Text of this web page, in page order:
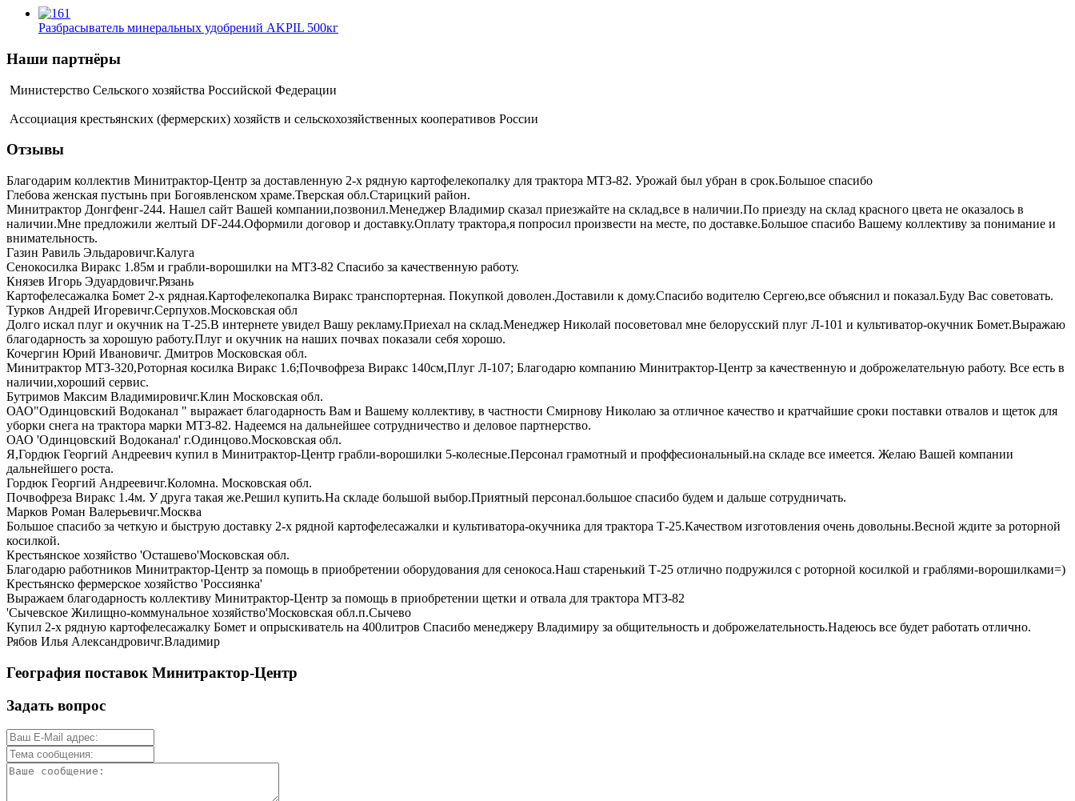
Разбрасыватель минеральных удобрений AKPIL 500кг
Наши партнёры
Министерство Сельского хозяйства Российской Федерации
Ассоциация крестьянских (фермерских) хозяйств и сельскохозяйственных кооперативов России
Отзывы
Благодарим коллектив Минитрактор-Центр за доставленную 2-х рядную картофелекопалку для трактора МТЗ-82. Урожай был убран в срок.Большое спасибо
Глебова женская пустынь при Богоявленском храме.Тверская обл.Старицкий район.
Минитрактор Донгфенг-244. Нашел сайт Вашей компании,позвонил.Менеджер Владимир сказал приезжайте на склад,все в наличии.По приезду на склад красного цвета не оказалось в
наличии.Мне предложили желтый DF-244.Оформили договор и доставку.Оплату трактора,я попросил произвести на месте, по доставке.Большое спасибо Вашему коллективу за понимание и
внимательность.
Газин Равиль Эльдаровичг.Калуга
Сенокосилка Виракс 1.85м и грабли-ворошилки на МТЗ-82 Спасибо за качественную работу.
Князев Игорь Эдуардовичг.Рязань
Картофелесажалка Бомет 2-х рядная.Картофелекопалка Виракс транспортерная. Покупкой доволен.Доставили к дому.Спасибо водителю Сергею,все объяснил и показал.Буду Вас советовать.
Турков Андрей Игоревичг.Серпухов.Московская обл
Долго искал плуг и окучник на Т-25.В интернете увидел Вашу рекламу.Приехал на склад.Менеджер Николай посоветовал мне белорусский плуг Л-101 и культиватор-окучник Бомет.Выражаю
благодарность за хорошую работу.Плуг и окучник на наших почвах показали себя хорошо.
Кочергин Юрий Ивановичг. Дмитров Московская обл.
Минитрактор МТЗ-320,Роторная косилка Виракс 1.6;Почвофреза Виракс 140см,Плуг Л-107; Благодарю компанию Минитрактор-Центр за качественную и доброжелательную работу. Все есть в
наличии,хороший сервис.
Бутримов Максим Владимировичг.Клин Московская обл.
ОАО"Одинцовский Водоканал " выражает благодарность Вам и Вашему коллективу, в частности Смирнову Николаю за отличное качество и кратчайшие сроки поставки отвалов и щеток для
уборки снега на трактора марки МТЗ-82. Надеемся на дальнейшее сотрудничество и деловое партнерство.
ОАО 'Одинцовский Водоканал' г.Одинцово.Московская обл.
Я,Гордюк Георгий Андреевич купил в Минитрактор-Центр грабли-ворошилки 5-колесные.Персонал грамотный и проффесиональный.на складе все имеется. Желаю Вашей компании
дальнейшего роста.
Гордюк Георгий Андреевичг.Коломна. Московская обл.
Почвофреза Виракс 1.4м. У друга такая же.Решил купить.На складе большой выбор.Приятный персонал.большое спасибо будем и дальше сотрудничать.
Марков Роман Валерьевичг.Москва
Большое спасибо за четкую и быструю доставку 2-х рядной картофелесажалки и культиватора-окучника для трактора Т-25.Качеством изготовления очень довольны.Весной ждите за роторной
косилкой.
Крестьянское хозяйство 'Осташево'Московская обл.
Благодарю работников Минитрактор-Центр за помощь в приобретении оборудования для сенокоса.Наш старенький Т-25 отлично подружился с роторной косилкой и граблями-ворошилками=)
Крестьянско фермерское хозяйство 'Россиянка'
Выражаем благодарность коллективу Минитрактор-Центр за помощь в приобретении щетки и отвала для трактора МТЗ-82
'Сычевское Жилищно-коммунальное хозяйство'Московская обл.п.Сычево
Купил 2-х рядную картофелесажалку Бомет и опрыскиватель на 400литров Спасибо менеджеру Владимиру за общительность и доброжелательность.Надеюсь все будет работать отлично.
Рябов Илья Александровичг.Владимир
География поставок Минитрактор-Центр
Задать вопрос